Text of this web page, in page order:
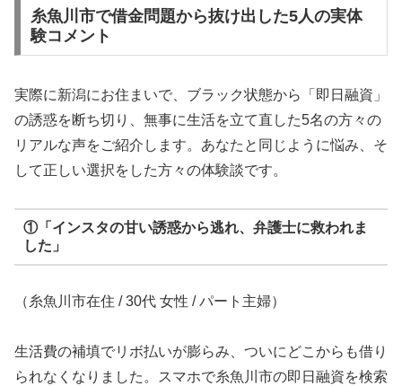
糸魚川市で借金問題から抜け出した5人の実体
験コメント
実際に新潟にお住まいで、ブラック状態から「即日融資」
の誘惑を断ち切り、無事に生活を立て直した5名の方々の
リアルな声をご紹介します。あなたと同じように悩み、そ
して正しい選択をした方々の体験談です。
①「インスタの甘い誘惑から逃れ、弁護士に救われま
した」
（糸魚川市在住 / 30代 女性 / パート主婦）
生活費の補填でリボ払いが膨らみ、ついにどこからも借り
られなくなりました。スマホで糸魚川市の即日融資を検索